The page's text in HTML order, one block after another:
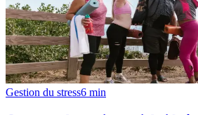
Gestion du stress6 min